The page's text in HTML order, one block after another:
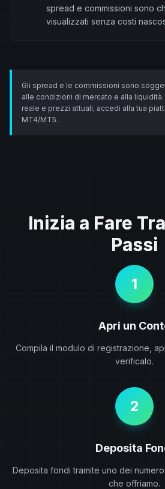
spread e commissioni sono
visualizzati senza costi
Gli spread e le commissioni sono
alle condizioni di mercato e alla
reale e prezzi attuali, accedi alla tua
MT4/MT5.
Inizia a Fare
Passi
1
Apri un
Compila il modulo di registrazione,
verificalo.
2
Deposita
Deposita fondi tramite uno dei
che offriamo.